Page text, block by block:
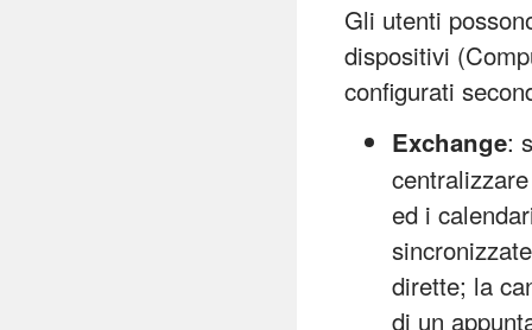
Gli utenti
dispositivi
configurati
Exchange:
ed i
dirette; la
di un